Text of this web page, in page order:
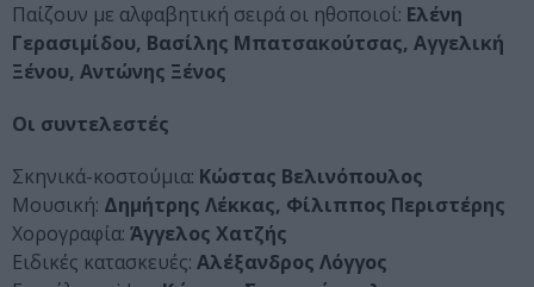
Παίζουν με αλφαβητική σειρά οι ηθοποιοί: Ελένη
Γερασιμίδου, Βασίλης Μπατσακούτσας, Αγγελική
Ξένου, Αντώνης Ξένος
Οι συντελεστές
Σκηνικά-κοστούμια: Κώστας Βελινόπουλος
Μουσική: Δημήτρης Λέκκας, Φίλιππος Περιστέρης
Χορογραφία: Άγγελος Χατζής
Ειδικές κατασκευές: Αλέξανδρος Λόγγος